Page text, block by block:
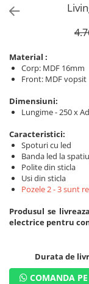
Material :
Corp: MDF 16mm
Front: MDF vopsit
Dimensiuni:
Lungime - 250 x
Caracteristici:
Spoturi cu led
Banda led la
Polite din sticla
Usi din sticla
Pozele 2 - 3 sunt
Produsul se
electrice pentru
Durata de
COMANDA